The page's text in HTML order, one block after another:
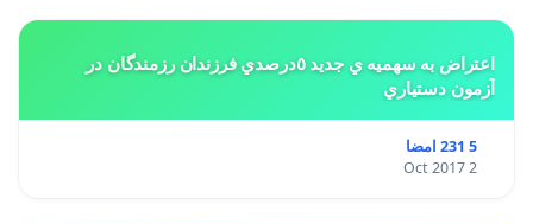
اعتراض به سهميه ي جديد ٥درصدي فرزندان رزمندگان در
آزمون دستياري
5 231 امضا
2 Oct 2017